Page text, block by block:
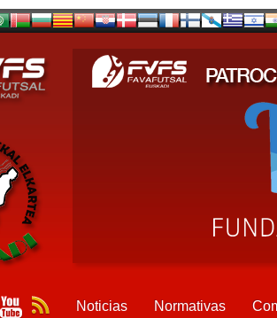
Noticias Normativas